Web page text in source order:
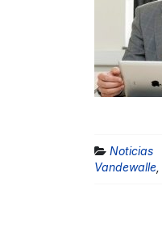
Noticias
Vandewalle